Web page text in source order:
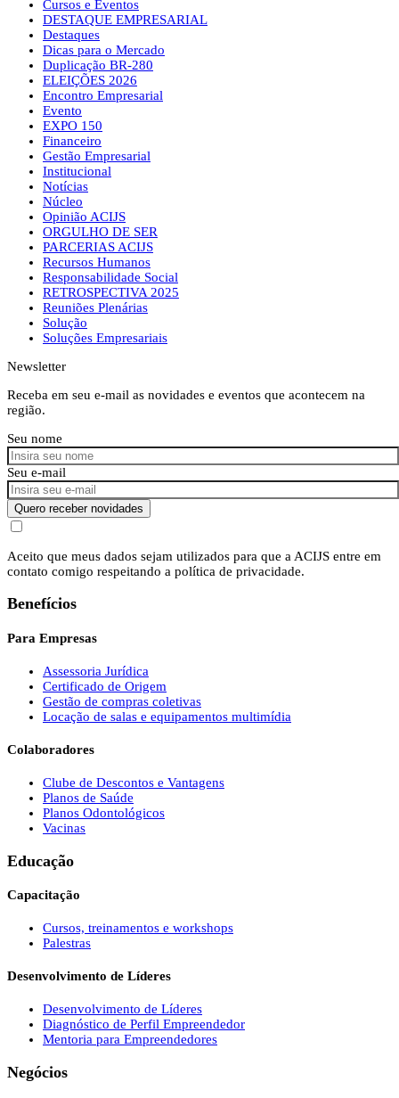
Cursos e Eventos
DESTAQUE EMPRESARIAL
Destaques
Dicas para o Mercado
Duplicação BR-280
ELEIÇÕES 2026
Encontro Empresarial
Evento
EXPO 150
Financeiro
Gestão Empresarial
Institucional
Notícias
Núcleo
Opinião ACIJS
ORGULHO DE SER
PARCERIAS ACIJS
Recursos Humanos
Responsabilidade Social
RETROSPECTIVA 2025
Reuniões Plenárias
Solução
Soluções Empresariais
Newsletter
Receba em seu e-mail as novidades e eventos que acontecem na
região.
Seu nome
Seu e-mail
Quero receber novidades
Aceito que meus dados sejam utilizados para que a ACIJS entre em
contato comigo respeitando a política de privacidade.
Benefícios
Para Empresas
Assessoria Jurídica
Certificado de Origem
Gestão de compras coletivas
Locação de salas e equipamentos multimídia
Colaboradores
Clube de Descontos e Vantagens
Planos de Saúde
Planos Odontológicos
Vacinas
Educação
Capacitação
Cursos, treinamentos e workshops
Palestras
Desenvolvimento de Líderes
Desenvolvimento de Líderes
Diagnóstico de Perfil Empreendedor
Mentoria para Empreendedores
Negócios